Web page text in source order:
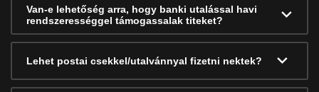
Van-e lehetőség arra, hogy banki utalással havi
rendszerességgel támogassalak titeket?
Lehet postai csekkel/utalvánnyal fizetni nektek?